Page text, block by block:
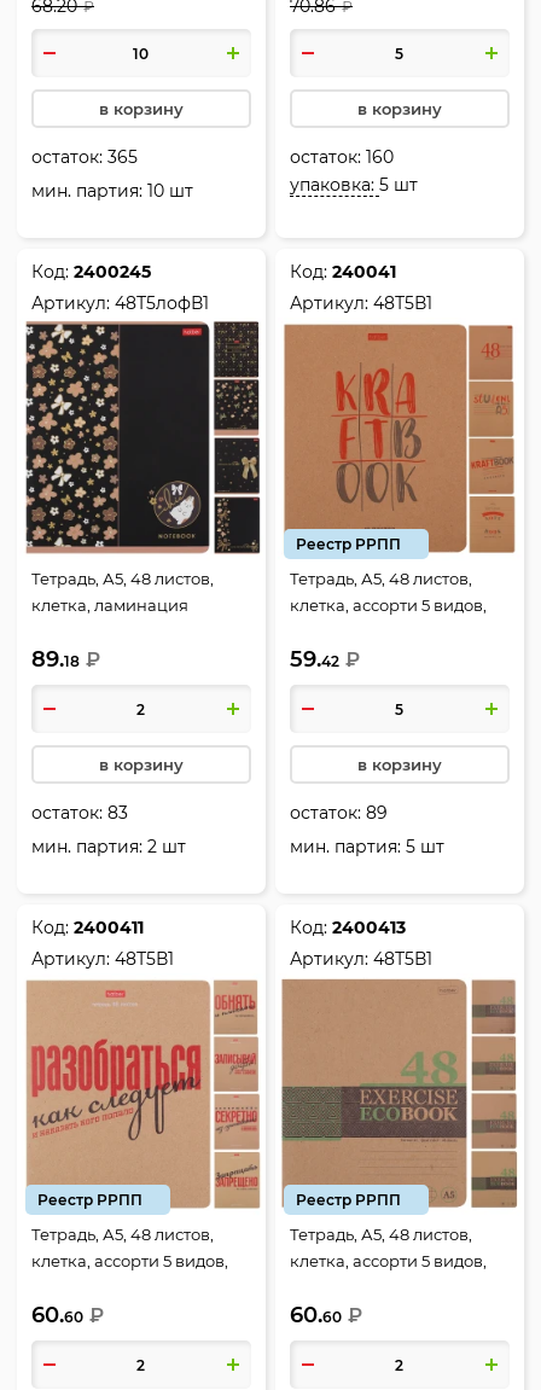
КОКОС, Модный неон,
241546
68.20 ₽
в корзину
остаток:365
мин. партия: 10 шт
70.86 ₽
в корзину
остаток:160
упаковка:5 шт
Код:2400245
Артикул:48Т5лофВ1
Тетрадь, А5, 48 листов,
клетка, ламинация
фольгой 3D, ассорти 5
видов, Hatber, Модный
шик, 48Т5лофВ1
89.18 ₽
в корзину
остаток:83
мин. партия: 2 шт
Код:240041
Артикул:48Т5В1
Реестр РРПП
Тетрадь, А5, 48 листов,
клетка, ассорти 5 видов,
59.42 ₽
в корзину
остаток:89
мин. партия: 5 шт
Код:2400411
Артикул:48Т5В1
Реестр РРПП
Тетрадь, А5, 48 листов,
клетка, ассорти 5 видов,
48Т5В1
60.60 ₽
Код:2400413
Артикул:48Т5В1
Реестр РРПП
Тетрадь, А5, 48 листов,
клетка, ассорти 5 видов,
60.60 ₽